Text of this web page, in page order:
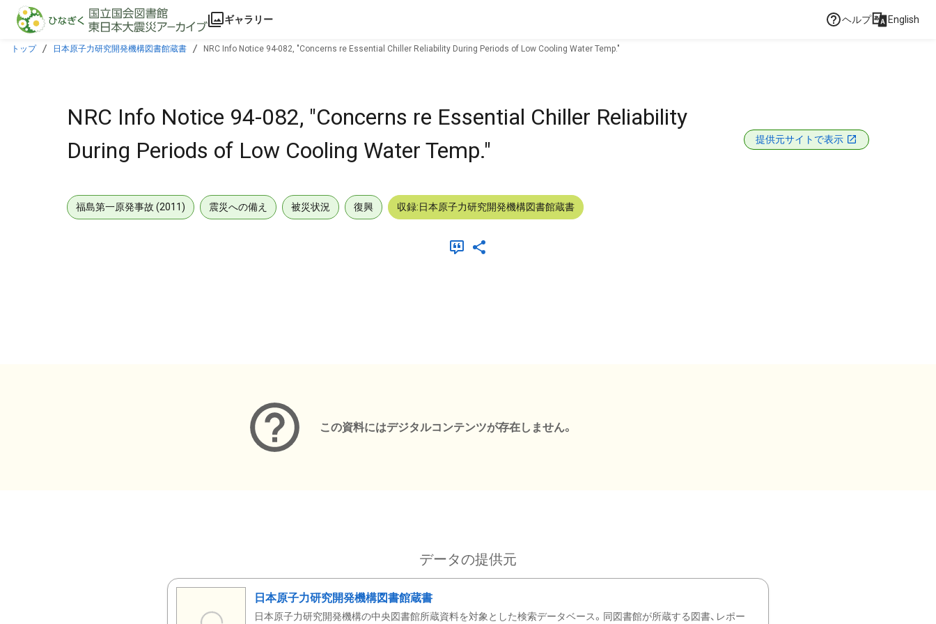
本文に飛ぶ
ギャラリー ヘルプ English
トップ 日本原子力研究開発機構図書館蔵書 NRC Info Notice 94-082, "Concerns re Essential Chiller Reliability During Periods of Low Cooling Water Temp."
NRC Info Notice 94-082, "Concerns re Essential Chiller Reliability
During Periods of Low Cooling Water Temp."
提供元サイトで表示
福島第一原発事故 (2011) 震災への備え 被災状況 復興 収録:日本原子力研究開発機構図書館蔵書
この資料にはデジタルコンテンツが存在しません。
データの提供元
日本原子力研究開発機構図書館蔵書
日本原子力研究開発機構の中央図書館所蔵資料を対象とした検索データベース。同図書館が所蔵する図書、レポー